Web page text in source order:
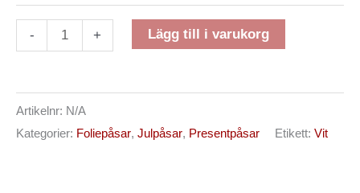
- + Lägg till i varukorg
Artikelnr: N/A
Kategorier: Foliepåsar, Julpåsar, Presentpåsar Etikett: Vit